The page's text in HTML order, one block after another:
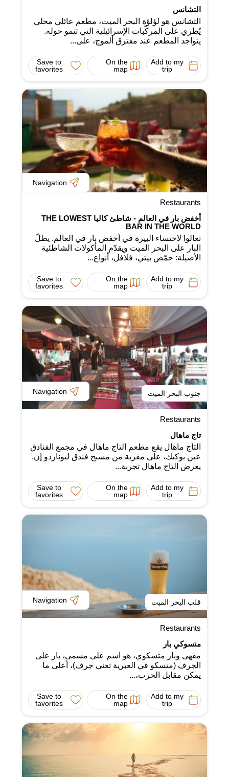
التشانس
التشانس هو لؤلؤة البحر الميت، مطعم عائلي محلي
يُطري على المركّبات الإسرائيلية التي تنمو حوله.
يتواجد المطعم عند مفترق ألموج، على...
Add to my
trip
On the
map
Save to
favorites
Navigation
Restaurants
أخفض بار في العالم - شاطئ كاليا THE LOWEST
BAR IN THE WORLD
تعالوا لاحتساء البيرة في أخفض بار في العالم. يطلّ
البار على البحر الميت ويقدّم المأكولات الشاطئية
الأصيلة: حمّص بيتي، فلافل، أنواع...
Add to my
trip
On the
map
Save to
favorites
جنوب البحر الميت Navigation
Restaurants
تاج ماهال
التاج ماهال يقع مطعم التاج ماهال في مجمع الفنادق
عين بوكيك، على مقربة من مسبح فندق ليوناردو إن.
يعرض التاج ماهال تجربة...
Add to my
trip
On the
map
Save to
favorites
قلب البحر الميت Navigation
Restaurants
متسوكي بار
مقهى وبار متسكوي، هو اسم على مسمى، بار على
الجرف (متسكو في العبرية تعني جرف)، أعلى ما
يمكن مقابل الحرب،...
Add to my
trip
On the
map
Save to
favorites